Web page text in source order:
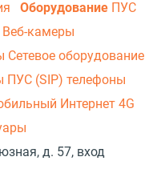
Оборудование ПУС
Веб-камеры
Сетевое оборудование
ПУС (SIP) телефоны
Интернет 4G
д. 57, вход